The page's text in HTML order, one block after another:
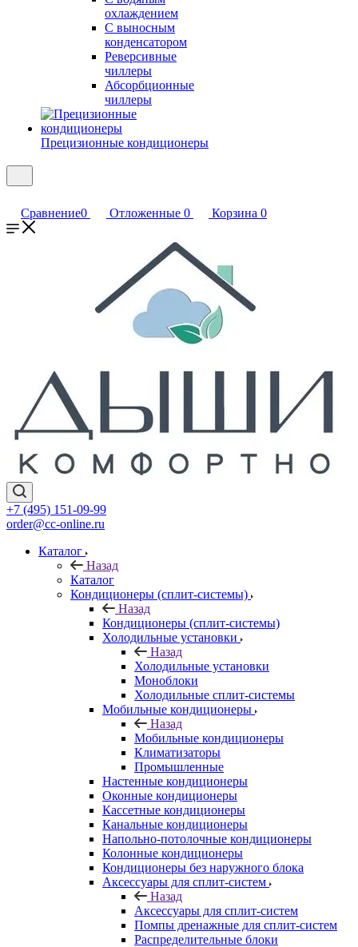
охлаждением
С выносным
конденсатором
Реверсивные
чиллеры
Абсорбционные
чиллеры
Прецизионные кондиционеры
Сравнение0 Отложенные 0 Корзина 0
+7 (495) 151-09-99
order@cc-online.ru
Каталог
Назад
Каталог
Кондиционеры (сплит-системы)
Назад
Кондиционеры (сплит-системы)
Холодильные установки
Назад
Холодильные установки
Моноблоки
Холодильные сплит-системы
Мобильные кондиционеры
Назад
Мобильные кондиционеры
Климатизаторы
Промышленные
Настенные кондиционеры
Оконные кондиционеры
Кассетные кондиционеры
Канальные кондиционеры
Напольно-потолочные кондиционеры
Колонные кондиционеры
Кондиционеры без наружного блока
Аксессуары для сплит-систем
Назад
Аксессуары для сплит-систем
Помпы дренажные для сплит-систем
Распределительные блоки